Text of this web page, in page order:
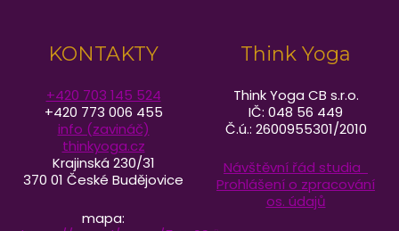
KONTAKTY
+420 703 145 524
+420 773 006 455
info (zavináč)
thinkyoga.cz
Krajinská 230/31
370 01 České Budějovice
mapa:
Think Yoga
Think Yoga CB s.r.o.
IČ: 048 56 449
Č.ú.: 2600955301/2010
Návštěvní řád studia
Prohlášení o zpracování
os. údajů